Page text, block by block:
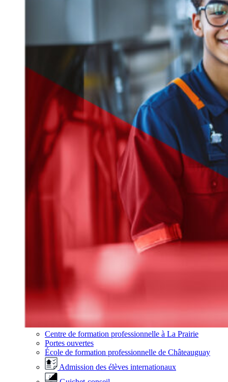
Centre de formation professionnelle à La Prairie
Portes ouvertes
École de formation professionnelle de Châteauguay
Admission des élèves internationaux